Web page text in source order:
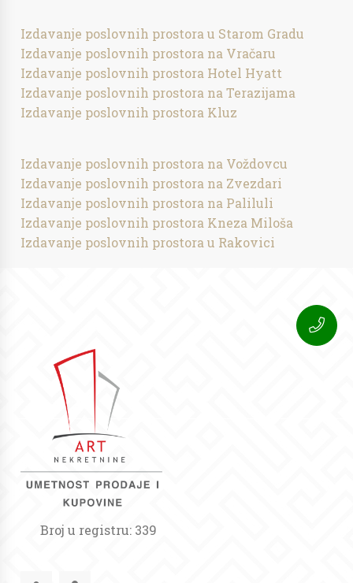
Izdavanje poslovnih prostora u Starom Gradu
Izdavanje poslovnih prostora na Vračaru
Izdavanje poslovnih prostora Hotel Hyatt
Izdavanje poslovnih prostora na Terazijama
Izdavanje poslovnih prostora Kluz
Izdavanje poslovnih prostora na Voždovcu
Izdavanje poslovnih prostora na Zvezdari
Izdavanje poslovnih prostora na Paliluli
Izdavanje poslovnih prostora Kneza Miloša
Izdavanje poslovnih prostora u Rakovici
Broj u registru: 339